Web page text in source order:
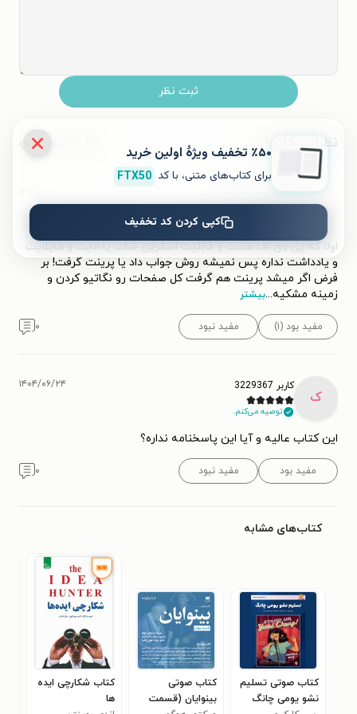
ثبت نظر
نظرات کاربران محبوب‌ترین
M
Mahshid Tashakori
توصیه می‌کنم.
اولا که پی دی اف هست و قابلیت اسکرین شات یا ادیت و هایلایت
و یادداشت نداره پس نمیشه روش جواب داد یا پرینت گرفت! بر
فرض اگر میشد پرینت هم گرفت کل صفحات رو نگاتیو کردن و
زمینه مشکیه...بیشتر
مفید بود (۱) مفید نبود ۰
ک
کاربر 3229367
توصیه می‌کنم.
۱۴۰۴/۰۶/۲۴
این کتاب عالیه و آیا این پاسخنامه نداره؟
مفید بود مفید نبود ۰
کتاب‌های مشابه
کتاب صوتی تسلیم
نشو یومی چانگ
کتاب صوتی
بینوایان (قسمت
کتاب شکارچی ایده
ها
٪۵۰ تخفیف ویژۀ اولین خرید
برای کتاب‌های متنی، با کد FTX50
کپی کردن کد تخفیف